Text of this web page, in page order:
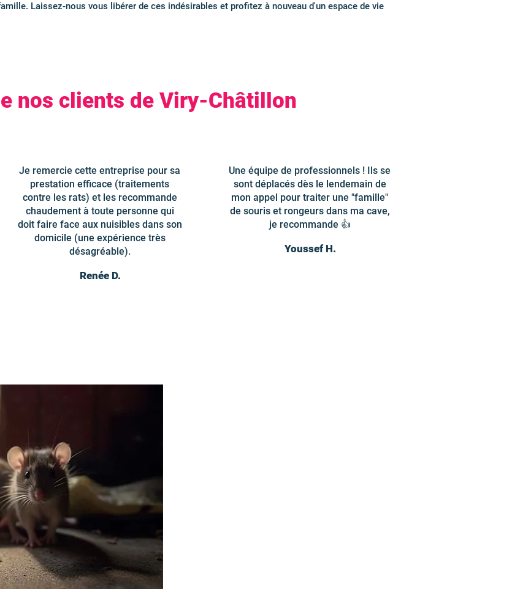
Laissez-nous vous libérer de ces indésirables et profitez à nouveau d'un espace de vie
nos clients de Viry-Châtillon
Je remercie cette entreprise pour sa
prestation efficace (traitements
contre les rats) et les recommande
chaudement à toute personne qui
doit faire face aux nuisibles dans son
domicile (une expérience très
désagréable).
Renée D.
Une équipe de professionnels ! Ils se
sont déplacés dès le lendemain de
mon appel pour traiter une "famille"
de souris et rongeurs dans ma cave,
je recommande 👍
Youssef H.